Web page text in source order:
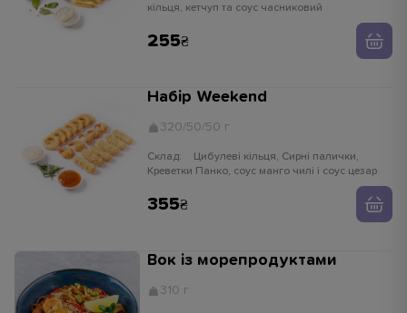
кільця, кетчуп та соус часниковий
255
Набір Weekend
320/50/50 г
Склад:
Креветки Панко, соус манго чилі і соус цезар
355
Вок із морепродуктами
310 г